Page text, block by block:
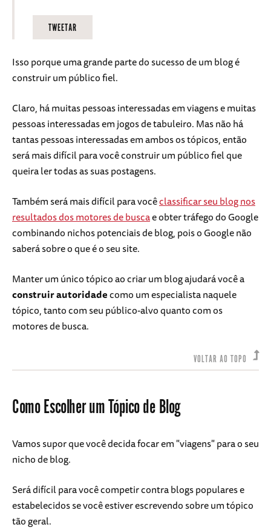
TWEETAR
Isso porque uma grande parte do sucesso de um blog é
construir um público fiel.
Claro, há muitas pessoas interessadas em viagens e muitas
pessoas interessadas em jogos de tabuleiro. Mas não há
tantas pessoas interessadas em ambos os tópicos, então
será mais difícil para você construir um público fiel que
queira ler todas as suas postagens.
Também será mais difícil para vocêclassificar seu blog nos
resultados dos motores de buscae obter tráfego do Google
combinando nichos potenciais de blog, pois o Google não
saberá sobre o que é o seu site.
Manter um único tópico ao criar um blog ajudará você a
construir autoridadecomo um especialista naquele
tópico, tanto com seu público-alvo quanto com os
motores de busca.
VOLTAR AO TOPO
Como Escolher um Tópico de Blog
Vamos supor que você decida focar em "viagens" para o seu
nicho de blog.
Será difícil para você competir contra blogs populares e
estabelecidos se você estiver escrevendo sobre um tópico
tão geral.